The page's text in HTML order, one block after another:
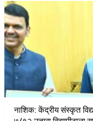
नाशिक: केंद्रीय संस्कृत